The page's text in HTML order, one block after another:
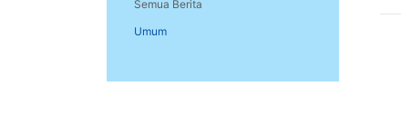
Semua Berita
Umum